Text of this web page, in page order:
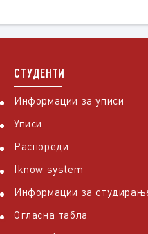
СТУДЕНТИ
Информации за уписи
Уписи
Распореди
Iknow system
Информации за
Огласна табла